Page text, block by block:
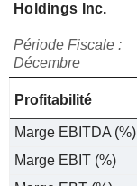
Holdings Inc.
Période Fiscale :
Décembre
Profitabilité
Marge EBITDA (%)
Marge EBIT (%)